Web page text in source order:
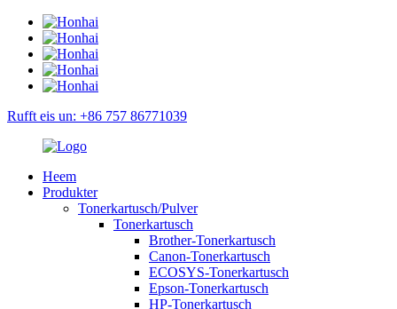
Rufft eis un: +86 757 86771039
Heem
Produkter
Tonerkartusch/Pulver
Tonerkartusch
Brother-Tonerkartusch
Canon-Tonerkartusch
ECOSYS-Tonerkartusch
Epson-Tonerkartusch
HP-Tonerkartusch